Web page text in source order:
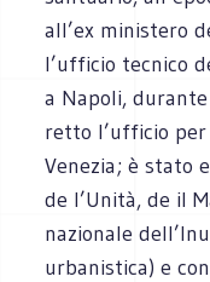
all’ex ministero
l’ufficio tecnico
a Napoli,
retto l’ufficio
Venezia; è stato
de l’Unità, de il
nazionale
urbanistica) e